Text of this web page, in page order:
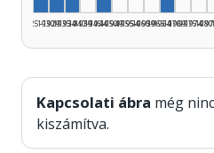
1925–1929
1930–1934
1935–1939
1940–1944
1945–1949
1950–1954
1955–1959
1960–1964
1965–1969
1970–1974
Kapcsolati ábra még
kiszámítva.